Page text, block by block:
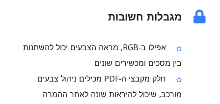
מגבלות חשובות
אפילו ב‑RGB, מראה הצבעים יכול להשתנות
בין מסכים ומכשירים שונים
חלק מקבצי ה‑PDF מכילים ניהול צבעים
מורכב, שיכול להיראות שונה לאחר ההמרה